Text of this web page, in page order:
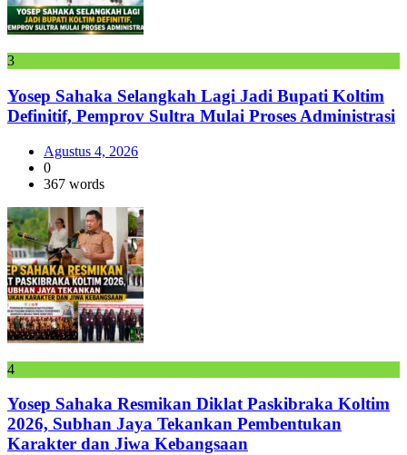
3
Yosep Sahaka Selangkah Lagi Jadi Bupati Koltim
Definitif, Pemprov Sultra Mulai Proses Administrasi
Agustus 4, 2026
0
367 words
4
Yosep Sahaka Resmikan Diklat Paskibraka Koltim
2026, Subhan Jaya Tekankan Pembentukan
Karakter dan Jiwa Kebangsaan